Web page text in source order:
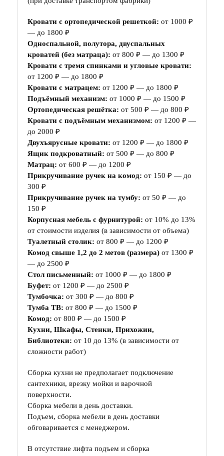
Кровати с ортопедической решеткой: от 1000 ₽
— до 1800 ₽
Односпальной, полутора, двуспальных
кроватей (без матраца): от 800 ₽ — до 1300 ₽
Кровати с тремя спинками и угловые кровати:
от 1200 ₽ — до 1800 ₽
Кровати с матрацем: от 1200 ₽ — до 1800 ₽
Подъёмный механизм: от 1000 ₽ — до 1500 ₽
Ортопедическая решётка: от 500 ₽ — до 800 ₽
Кровати с подъёмным механизмом: от 1200 ₽ —
до 2000 ₽
Двухъярусные кровати: от 1200 ₽ — до 1800 ₽
Ящик подкроватный: от 500 ₽ — до 800 ₽
Матрац: от 600 ₽ — до 1200 ₽
Прикручивание ручек на комод: от 150 ₽ — до
300 ₽
Прикручивание ручек на тумбу: от 50 ₽ — до
150 ₽
Корпусная мебель с фурнитурой: от 10% до 13%
от стоимости изделия (в зависимости от объема)
Туалетный столик: от 800 ₽ — до 1200 ₽
Комод свыше 1,2 до 2 метов (размера) от 1300 ₽
— до 2500 ₽
Стол письменный: от 1000 ₽ — до 1800 ₽
Буфет: от 1200 ₽ — до 2500 ₽
Тумбочка: от 300 ₽ — до 800 ₽
Тумба ТВ: от 800 ₽ — до 1500 ₽
Комод: от 800 ₽ — до 1500 ₽
Кухни, Шкафы, Стенки, Прихожии,
Библиотеки: от 10 до 13% (в зависимости от
сложности работ)
Сборка кухни не предполагает подключение
сантехники, врезку мойки и варочной
поверхности.
Сборка мебели в день доставки.
Подъем, сборка мебели в день доставки
обговаривается с менеджером.
В отсутствие лифта подъем и сборка